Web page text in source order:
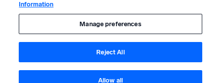
本コンテンツは生成AIシステムによって翻訳されている可能性があ
り、情報提供のみを目的としています。不正確さ、誤り、または偏り
を含む可能性があるため、これに基づいて行動を取る前に、必ず独立
した人間による確認および検証を行ってください。
Information
Manage preferences
Reject All
Allow all